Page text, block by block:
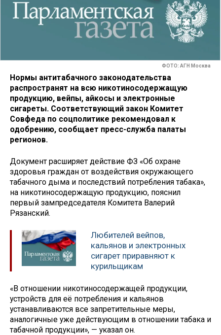
ФОТО: АГН Москва
Нормы антитабачного законодательства
распространят на всю никотиносодержащую
продукцию, вейпы, айкосы и электронные
сигареты. Соответствующий закон Комитет
Совфеда по соцполитике рекомендовал к
одобрению, сообщает пресс-служба палаты
регионов.
Документ расширяет действие ФЗ «Об охране
здоровья граждан от воздействия окружающего
табачного дыма и последствий потребления табака»,
на никотиносодержащую продукцию, пояснил
первый зампредседателя Комитета Валерий
Рязанский.
Любителей вейпов,
кальянов и электронных
сигарет приравняют к
курильщикам
«В отношении никотиносодержащей продукции,
устройств для её потребления и кальянов
устанавливаются все запретительные меры,
аналогичные уже действующим в отношении табака и
табачной продукции», — указал он.